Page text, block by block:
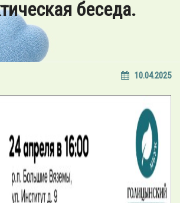
беседа.
10.04.2025